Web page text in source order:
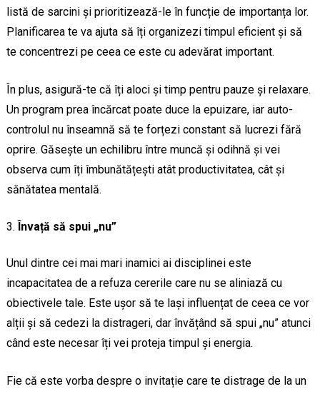
listă de sarcini și prioritizează-le în funcție de importanța lor.
Planificarea te va ajuta să îți organizezi timpul eficient și să
te concentrezi pe ceea ce este cu adevărat important.
În plus, asigură-te că îți aloci și timp pentru pauze și relaxare.
Un program prea încărcat poate duce la epuizare, iar auto-
controlul nu înseamnă să te forțezi constant să lucrezi fără
oprire. Găsește un echilibru între muncă și odihnă și vei
observa cum îți îmbunătățești atât productivitatea, cât și
sănătatea mentală.
Învață să spui „nu”
Unul dintre cei mai mari inamici ai disciplinei este
incapacitatea de a refuza cererile care nu se aliniază cu
obiectivele tale. Este ușor să te lași influențat de ceea ce vor
alții și să cedezi la distrageri, dar învățând să spui „nu” atunci
când este necesar îți vei proteja timpul și energia.
Fie că este vorba despre o invitație care te distrage de la un